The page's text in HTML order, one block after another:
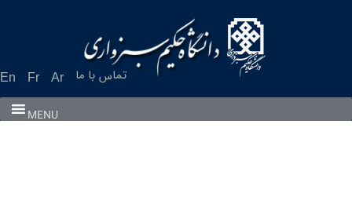
En Fr Ar تماس با ما
MENU